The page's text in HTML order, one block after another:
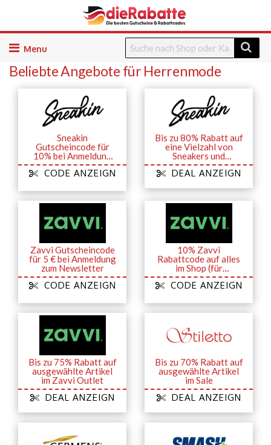
Skip
content
Beliebte Angebote für Herrenmode
Sneakin
Gutscheincode für
10% bei Anmeldung
zum Newsletter
CODE ANZEIGN
Bis zu 80% Rabatt auf
eine Vielzahl von
Sneakers und
Streetwear
DEAL ANZEIGN
Zavvi Gutscheincode
für 5 € bei Anmeldung
zum Newsletter
CODE ANZEIGN
10% Zavvi
Rabattcode auf alles
im Shop (für
Studierende)
CODE ANZEIGN
Bis zu 75% Rabatt auf
ausgewählte Artikel
im Zavvi Outlet
DEAL ANZEIGN
Bis zu 70% Rabatt auf
ausgewählte Artikel
im Sale
DEAL ANZEIGN